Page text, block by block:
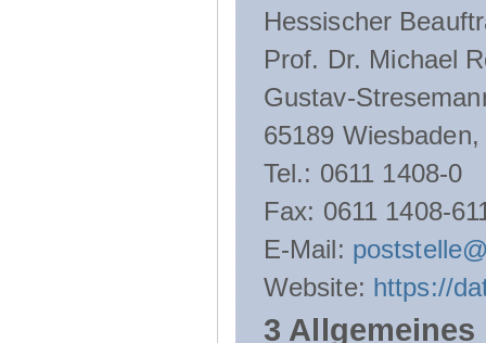
Hessischer
Prof. Dr. Michael
Gustav-
65189
Tel.: 0611 1408-0
Fax: 0611 1408-
E-Mail:
Website: https://
3